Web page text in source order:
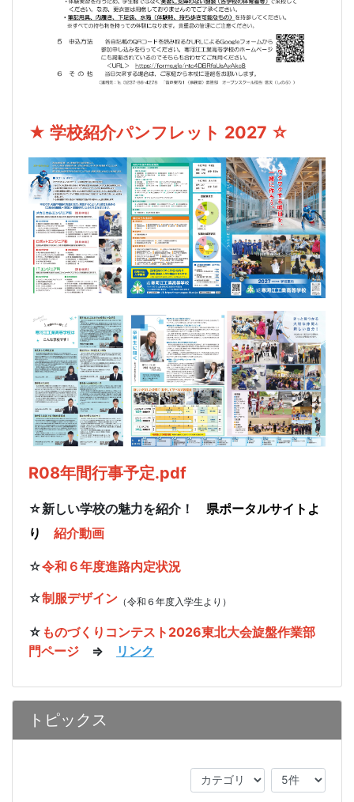
★ 学校紹介パンフレット 2027 ☆
R08年間行事予定.pdf
☆新しい学校の魅力を紹介！ 県ポータルサイトよ
り
紹介動画
☆令和６年度進路内定状況
☆制服デザイン （令和６年度入学生より）
☆ ものづくりコンテスト2026東北大会旋盤作業部
門ページ ⇒ リンク
トピックス